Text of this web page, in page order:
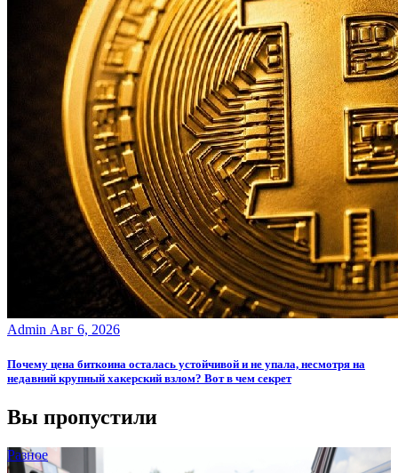
Admin Авг 6, 2026
Почему цена биткоина осталась устойчивой и не упала, несмотря на
недавний крупный хакерский взлом? Вот в чем секрет
Вы пропустили
Разное